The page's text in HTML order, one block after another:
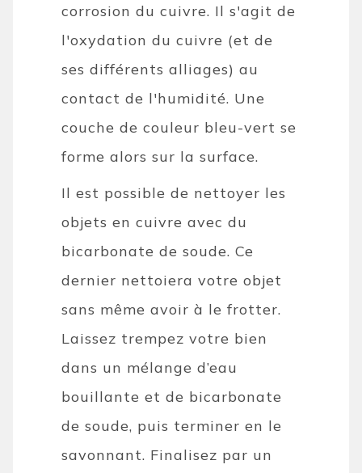
corrosion du cuivre. Il s'agit de
l'oxydation du cuivre (et de
ses différents alliages) au
contact de l'humidité. Une
couche de couleur bleu-vert se
forme alors sur la surface.
Il est possible de nettoyer les
objets en cuivre avec du
bicarbonate de soude. Ce
dernier nettoiera votre objet
sans même avoir à le frotter.
Laissez trempez votre bien
dans un mélange d’eau
bouillante et de bicarbonate
de soude, puis terminer en le
savonnant. Finalisez par un